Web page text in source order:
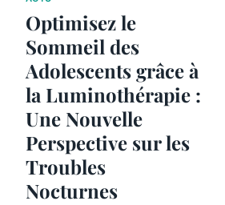
Optimisez le
Sommeil des
Adolescents grâce à
la Luminothérapie :
Une Nouvelle
Perspective sur les
Troubles
Nocturnes